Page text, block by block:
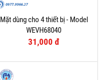
Mặt dùng cho 4 thiết bị - Model
WEVH68040
31,000 đ